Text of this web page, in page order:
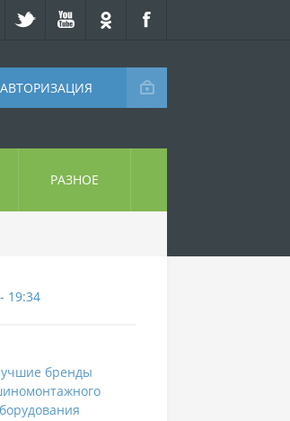
АВТОРИЗАЦИЯ
РАЗНОЕ
- 19:34
бренды